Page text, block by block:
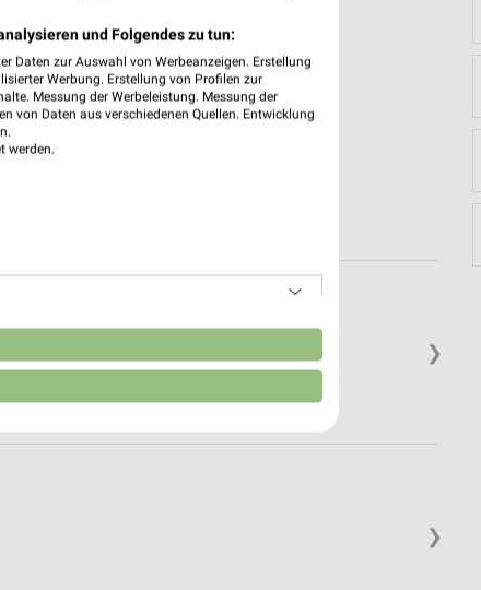
❯
❯
und Folgendes zu tun:
Daten zur Auswahl von Werbeanzeigen. Erstellung
Werbung. Erstellung von Profilen zur
Messung der Werbeleistung. Messung der
von Daten aus verschiedenen Quellen. Entwicklung
werden.